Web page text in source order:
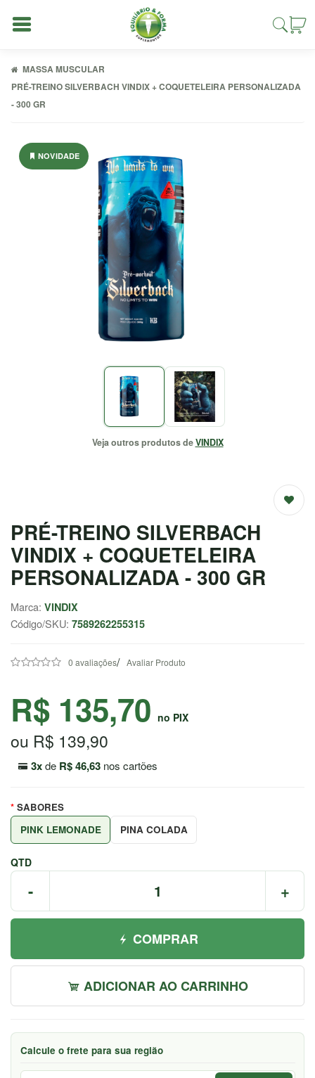
Cadastrar
EMAGRECEDORES
CENTRAL
ATENDIMENTO
(37) 9
9957-
Chat
Envie-
nos uma
mensagem
MASSA MUSCULAR
PRÉ-TREINO SILVERBACH VINDIX + COQUETELEIRA PERSONALIZADA
- 300 GR
NOVIDADE
Veja outros produtos deVINDIX
PRÉ-TREINO SILVERBACH
VINDIX + COQUETELEIRA
PERSONALIZADA - 300 GR
Marca: VINDIX
Código/SKU: 7589262255315
0 avaliações/ Avaliar Produto
R$ 135,70 no PIX
ou R$ 139,90
3xde R$ 46,63 nos cartões
SABORES
PINK LEMONADE
PINA COLADA
QTD
- +
COMPRAR
ADICIONAR AO CARRINHO
Calcule o frete para sua região